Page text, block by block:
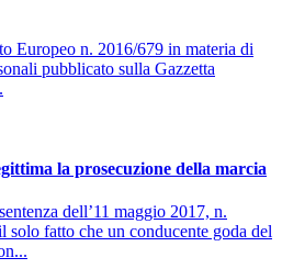
Europeo n. 2016/679 in materia di
pubblicato sulla Gazzetta
la prosecuzione della marcia
dell’11 maggio 2017, n.
solo fatto che un conducente goda del